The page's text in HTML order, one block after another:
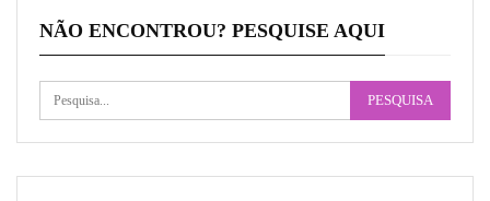
NÃO ENCONTROU? PESQUISE AQUI